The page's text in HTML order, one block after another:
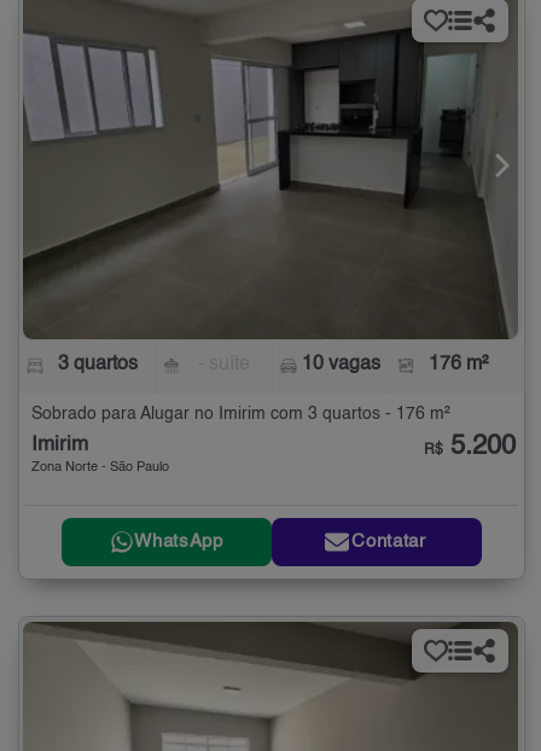
3 quartos 10 vagas 176 m²
Sobrado para Alugar no Imirim com 3 quartos - 176 m²
Imirim
Zona Norte - São Paulo
R$ 5.200
WhatsApp Contatar